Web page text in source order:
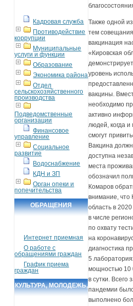
Кадровая служба
Противодействие
коррупции
Муниципальные
услуги и функции
Образование
Экономика района
Отдел
сельскохозяйственного
производства
Подведомственные
организации
Финансовое
управление
Социальное
развитие
Водоснабжение
КДН и ЗП
Орган опеки и
попечительства
ОБРАЩЕНИЯ
Интернет приемная
О работе с
обращениями граждан
График приема
граждан
КУЛЬТУРА, МОЛОДЕЖЬ,
Также одной
тем
вакцинация
«Кировская
уровень
вакцины.
необходимо
активно
людей, когда и
смогут
Вакцина
доступна
места
обозначил
Комаров
внимание, что
область в
в числе
по охвату
на
диагностика
5
мощностью 10
в сутки. Всего
пандемии
выполнено